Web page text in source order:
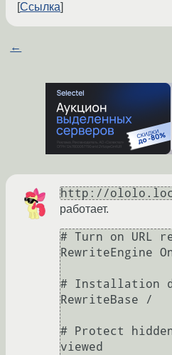
Ссылка
←
http://
работает.
# Turn on URL
RewriteEngine
# Installation
RewriteBase /
# Protect
viewed